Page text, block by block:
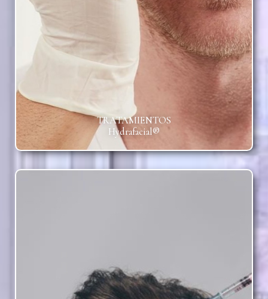
TRATAMIENTOS
Hydrafacial®